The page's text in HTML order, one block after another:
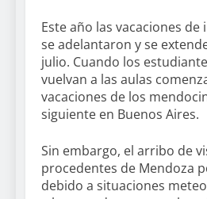
Este año las vacaciones de
se adelantaron y se
julio. Cuando los
vuelvan a las aulas
vacaciones de los
siguiente en Buenos Aires.
Sin embargo, el arribo de
procedentes de Mendoza
debido a situaciones